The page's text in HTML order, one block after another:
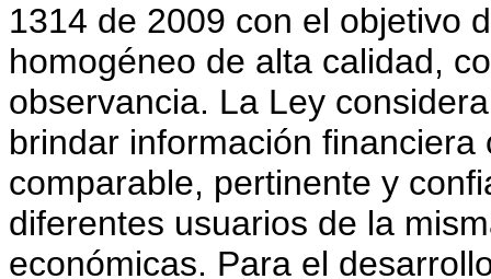
1314 de 2009 con el objetivo
homogéneo de alta calidad,
observancia. La Ley
brindar información
comparable, pertinente y
diferentes usuarios de la
económicas. Para el